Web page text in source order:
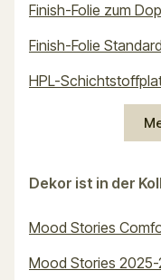
Finish-Folie zum
Finish-Folie Standard
HPL-
Dekor ist in der
Mood Stories
Mood Stories